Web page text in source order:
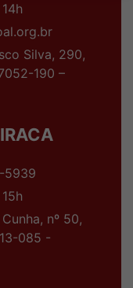
Silva, 290,
190 –
5939
nº 50,
085 -